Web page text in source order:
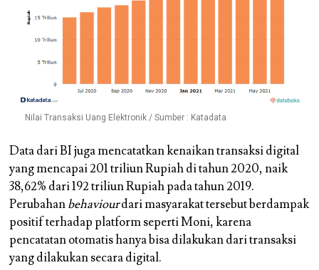
Nilai Transaksi Uang Elektronik / Sumber : Katadata
Data dari BI juga mencatatkan kenaikan transaksi digital
yang mencapai 201 triliun Rupiah di tahun 2020, naik
38,62% dari 192 triliun Rupiah pada tahun 2019.
Perubahanbehaviourdari masyarakat tersebut berdampak
positif terhadap platform seperti Moni, karena
pencatatan otomatis hanya bisa dilakukan dari transaksi
yang dilakukan secara digital.